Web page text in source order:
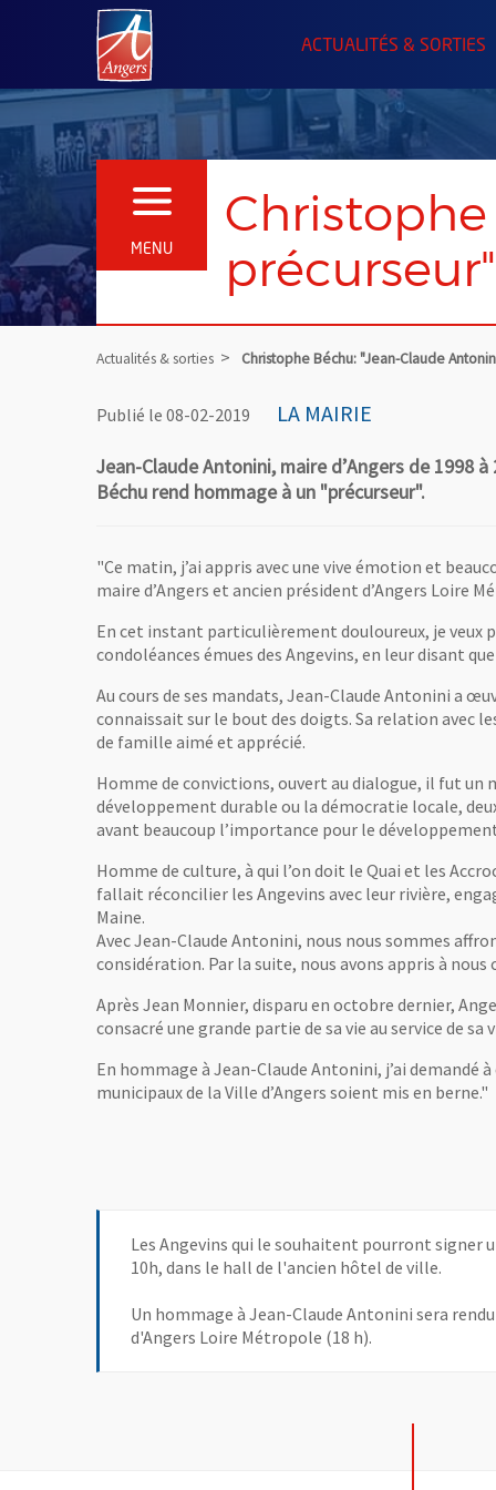
Angers.fr : Retour à l'accueil
ACTUALITÉS & SORTIES
MENU
OUVRIR LE MENU
précurseur"
Actualités & sorties Christophe Béchu: "Jean-Claude
Publié le 08-02-2019 LA MAIRIE
Jean-Claude Antonini, maire d’Angers de 1998
Béchu rend hommage à un "précurseur".
"Ce matin, j’ai appris avec une vive émotion et
maire d’Angers et ancien président d’Angers Loire
En cet instant particulièrement douloureux, je veux
condoléances émues des Angevins, en leur disant
Au cours de ses mandats, Jean-Claude Antonini a
connaissait sur le bout des doigts. Sa relation avec
de famille aimé et apprécié.
Homme de convictions, ouvert au dialogue, il fut un
développement durable ou la démocratie locale,
avant beaucoup l’importance pour le
Homme de culture, à qui l’on doit le Quai et les
fallait réconcilier les Angevins avec leur rivière,
Maine.
Avec Jean-Claude Antonini, nous nous sommes
considération. Par la suite, nous avons appris à
Après Jean Monnier, disparu en octobre dernier,
consacré une grande partie de sa vie au service de sa
En hommage à Jean-Claude Antonini, j’ai demandé
municipaux de la Ville d’Angers soient mis en berne."
Les Angevins qui le souhaitent pourront signer
10h, dans le hall de l'ancien hôtel de ville.
Un hommage à Jean-Claude Antonini sera
d'Angers Loire Métropole (18 h).